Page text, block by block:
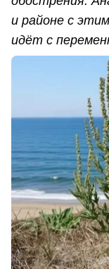
и районе с
идёт с